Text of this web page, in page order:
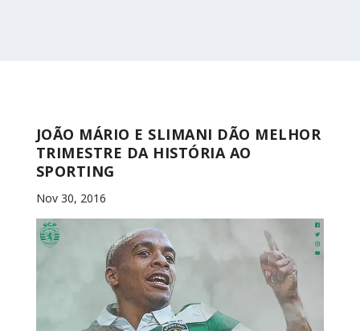
JOÃO MÁRIO E SLIMANI DÃO MELHOR
TRIMESTRE DA HISTÓRIA AO
SPORTING
Nov 30, 2016